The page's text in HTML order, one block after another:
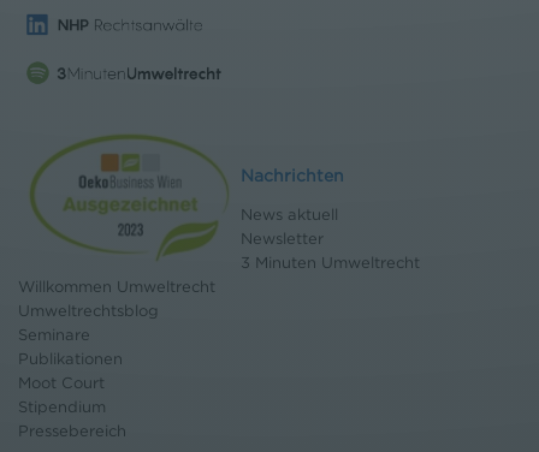
Nachrichten
News aktuell
Newsletter
3 Minuten Umweltrecht
Willkommen Umweltrecht
Umweltrechtsblog
Seminare
Publikationen
Moot Court
Stipendium
Pressebereich